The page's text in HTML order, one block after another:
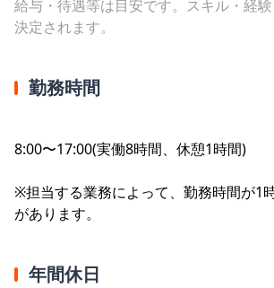
給与・待遇等は目安です。スキル・経
決定されます。
勤務時間
8:00〜17:00(実働8時間、休憩1時間)
※担当する業務によって、勤務時間が1
があります。
年間休日